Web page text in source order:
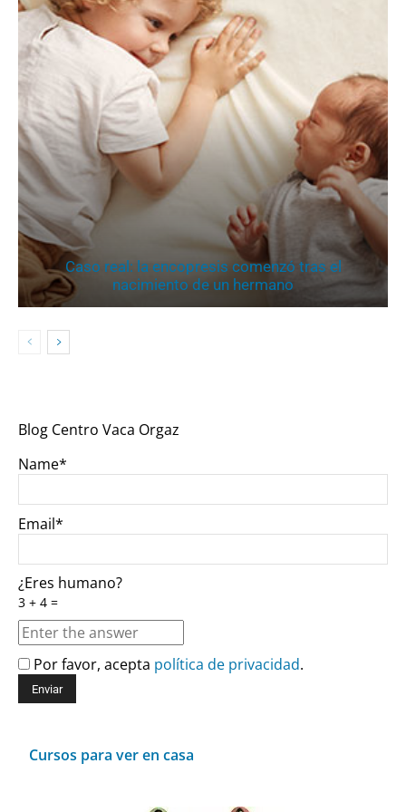
Caso real: la encopresis comenzó tras el
nacimiento de un hermano
Blog Centro Vaca Orgaz
Name*
Email*
¿Eres humano?
3 + 4 =
Por favor, acepta política de privacidad.
Cursos para ver en casa